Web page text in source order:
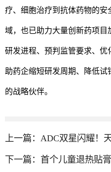
疗、细胞治疗到抗体药物的
域，也已助力大量创新药项目
研发进程、预判监管要求、
助药企缩短研发周期、降低
的战略伙伴。
上一篇： ADC双星闪耀！天勤生物赋
下一篇： 首个儿童退热贴膏上市！天勤